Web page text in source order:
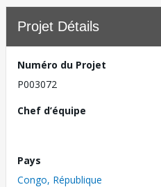
Projet Détails
Numéro du Projet
P003072
Chef d’équipe
Pays
Congo, République